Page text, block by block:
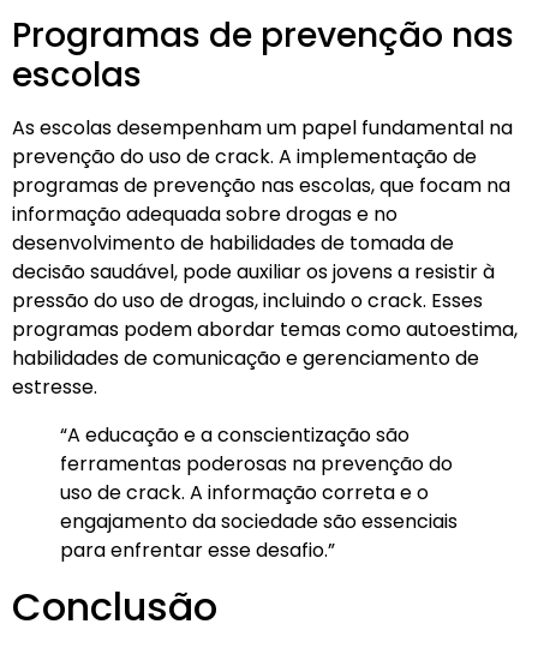
Programas de prevenção nas
escolas
As escolas desempenham um papel fundamental na
prevenção do uso de crack. A implementação de
programas de prevenção nas escolas, que focam na
informação adequada sobre drogas e no
desenvolvimento de habilidades de tomada de
decisão saudável, pode auxiliar os jovens a resistir à
pressão do uso de drogas, incluindo o crack. Esses
programas podem abordar temas como autoestima,
habilidades de comunicação e gerenciamento de
estresse.
“A educação e a conscientização são
ferramentas poderosas na prevenção do
uso de crack. A informação correta e o
engajamento da sociedade são essenciais
para enfrentar esse desafio.”
Conclusão